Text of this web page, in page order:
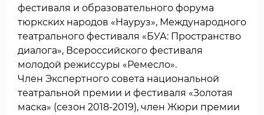
фестиваля и образовательного форума
тюркских народов «Науруз», Международного
театрального фестиваля «БУА: Пространство
диалога», Всероссийского фестиваля
молодой режиссуры «Ремесло».
Член Экспертного совета национальной
театральной премии и фестиваля «Золотая
маска» (сезон 2018-2019), член Жюри премии